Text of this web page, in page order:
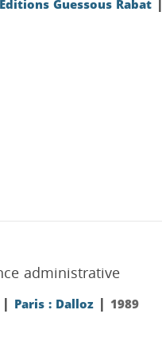
administrative
| Paris : Dalloz| 1989